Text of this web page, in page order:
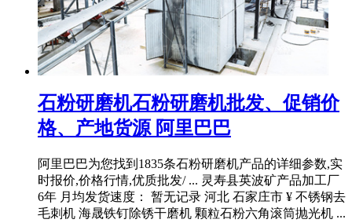
石粉研磨机石粉研磨机批发、促销价
格、产地货源 阿里巴巴
阿里巴巴为您找到1835条石粉研磨机产品的详细参数,实
时报价,价格行情,优质批发/ ... 灵寿县英波矿产品加工厂
6年 月均发货速度： 暂无记录 河北 石家庄市 ¥ 不锈钢去
毛刺机 海晟铁钉除锈干磨机 颗粒石粉六角滚筒抛光机 ...